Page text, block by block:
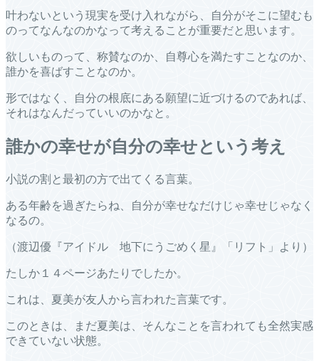
叶わないという現実を受け入れながら、自分がそこに望むも
のってなんなのかなって考えることが重要だと思います。
欲しいものって、称賛なのか、自尊心を満たすことなのか、
誰かを喜ばすことなのか。
形ではなく、自分の根底にある願望に近づけるのであれば、
それはなんだっていいのかなと。
誰かの幸せが自分の幸せという考え
小説の割と最初の方で出てくる言葉。
ある年齢を過ぎたらね、自分が幸せなだけじゃ幸せじゃなく
なるの。
（渡辺優『アイドル 地下にうごめく星』「リフト」より）
たしか１４ページあたりでしたか。
これは、夏美が友人から言われた言葉です。
このときは、まだ夏美は、そんなことを言われても全然実感
できていない状態。